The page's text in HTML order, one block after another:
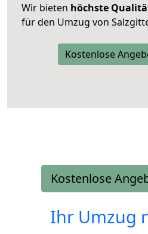
Wir bieten höchste
für den Umzug von
Kostenlose
Kostenlose
Ihr Umzug